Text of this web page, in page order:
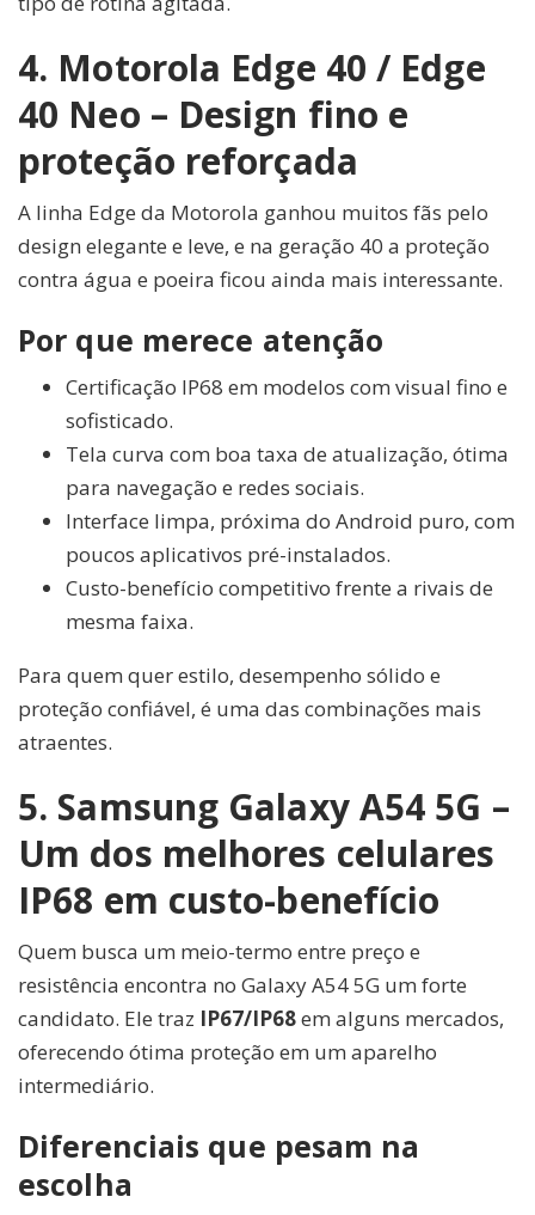
4. Motorola Edge 40 / Edge
40 Neo – Design fino e
proteção reforçada
A linha Edge da Motorola ganhou muitos fãs pelo
design elegante e leve, e na geração 40 a proteção
contra água e poeira ficou ainda mais interessante.
Por que merece atenção
Certificação IP68 em modelos com visual fino e
sofisticado.
Tela curva com boa taxa de atualização, ótima
para navegação e redes sociais.
Interface limpa, próxima do Android puro, com
poucos aplicativos pré-instalados.
Custo-benefício competitivo frente a rivais de
mesma faixa.
Para quem quer estilo, desempenho sólido e
proteção confiável, é uma das combinações mais
atraentes.
5. Samsung Galaxy A54 5G –
Um dos melhores celulares
IP68 em custo-benefício
Quem busca um meio-termo entre preço e
resistência encontra no Galaxy A54 5G um forte
candidato. Ele traz IP67/IP68em alguns mercados,
oferecendo ótima proteção em um aparelho
intermediário.
Diferenciais que pesam na
escolha